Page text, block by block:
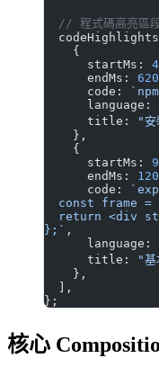
// 程式碼高亮區
    {
      startMs:
      endMs:
      code:
      language:
      title:
"安
    },
    {
      startMs:
      endMs:
      code:
const frame =
return <div
};` ,
      language:
      title:
"基
    },
  ],
};
核心